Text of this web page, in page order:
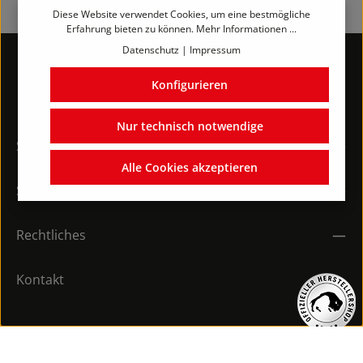
Service-Hotline
Shop-Service
Rechtliches
Kontakt
Diese Website verwendet Cookies, um eine bestmögliche
Erfahrung bieten zu können. Mehr Informationen ...
Datenschutz | Impressum
Nur technisch notwendige
Konfigurieren
Alle Cookies akzeptieren